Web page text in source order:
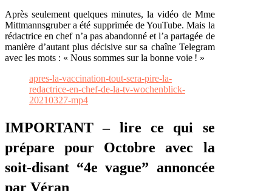
Après seulement quelques minutes, la vidéo de Mme
Mittmannsgruber a été supprimée de YouTube. Mais la
rédactrice en chef n’a pas abandonné et l’a partagée de
manière d’autant plus décisive sur sa chaîne Telegram
avec les mots : « Nous sommes sur la bonne voie ! »
apres-la-vaccination-tout-sera-pire-la-
redactrice-en-chef-de-la-tv-wochenblick-
20210327-mp4
IMPORTANT – lire ce qui se
prépare pour Octobre avec la
soit-disant “4e vague” annoncée
par Véran